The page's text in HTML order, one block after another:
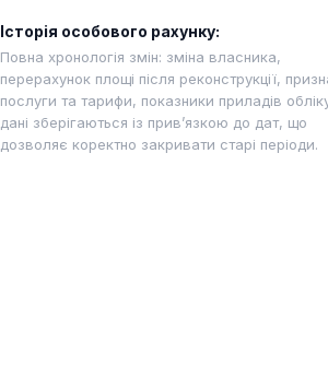
Історія особового рахунку:
Повна хронологія змін: зміна власника,
перерахунок площі після реконструкції,
послуги та тарифи, показники приладів
дані зберігаються із прив’язкою до дат, що
дозволяє коректно закривати старі періоди.